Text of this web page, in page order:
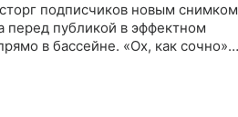
подписчиков новым снимком
перед публикой в эффектном
в бассейне. «Ох, как сочно»,